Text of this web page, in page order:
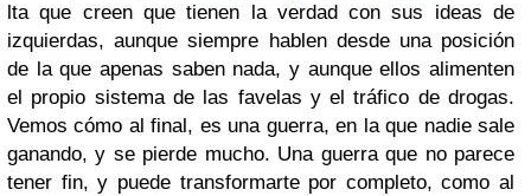
lta que creen que tienen la verdad con sus ideas de
izquierdas, aunque siempre hablen desde una posición
de la que apenas saben nada, y aunque ellos alimenten
el propio sistema de las favelas y el tráfico de drogas.
Vemos cómo al final, es una guerra, en la que nadie sale
ganando, y se pierde mucho. Una guerra que no parece
tener fin, y puede transformarte por completo, como al